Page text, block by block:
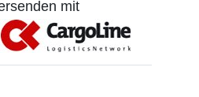
mit